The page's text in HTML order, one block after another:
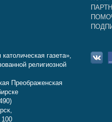
газета»,
религиозной
Преображенская